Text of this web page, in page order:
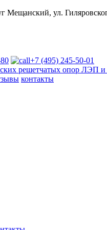
Мещанский, ул.
+7 (495) 245-50-01
решетчатых опор ЛЭП и
контакты